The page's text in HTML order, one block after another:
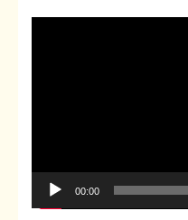
00:00